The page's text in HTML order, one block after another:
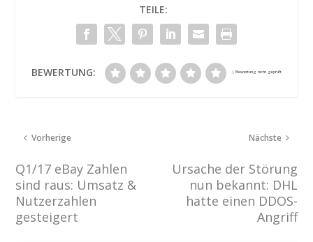
TEILE:
BEWERTUNG:
Vorherige
Q1/17 eBay Zahlen
sind raus: Umsatz &
Nutzerzahlen
gesteigert
Nächste
Ursache der Störung
nun bekannt: DHL
hatte einen DDOS-
Angriff